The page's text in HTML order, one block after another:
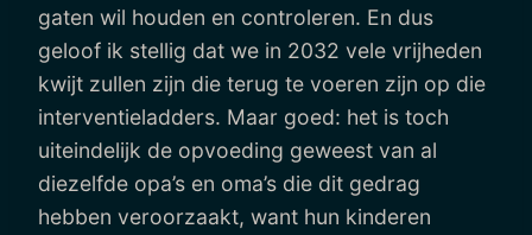
gaten wil houden en controleren. En dus
geloof ik stellig dat we in 2032 vele vrijheden
kwijt zullen zijn die terug te voeren zijn op die
interventieladders. Maar goed: het is toch
uiteindelijk de opvoeding geweest van al
diezelfde opa’s en oma’s die dit gedrag
hebben veroorzaakt, want hun kinderen